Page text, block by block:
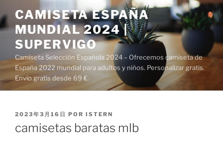
al
contenido
CAMISETA ESPAÑA
MUNDIAL 2024 |
SUPERVIGO
Camiseta Selección Española 2024 – Ofrecemos camiseta de
España 2022 mundial para adultos y niños. Personalizar gratis.
Envío gratis desde 69 €.
PUBLICADO
2023年3月16日 POR ISTERN
camisetas baratas mlb